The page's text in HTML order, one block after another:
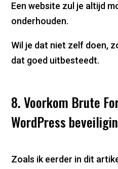
Een website zul je altijd
onderhouden.
Wil je dat niet zelf doen,
dat goed uitbesteedt.
8. Voorkom Brute
WordPress
Zoals ik eerder in dit